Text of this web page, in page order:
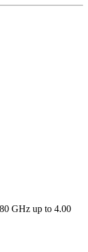
GHz up to 4.00